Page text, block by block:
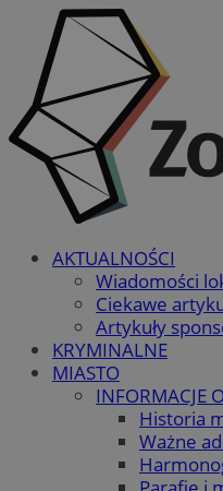
AKTUALNOŚCI
Wiadomości
Ciekawe
Artykuły
KRYMINALNE
MIASTO
INFORMACJE
Historia
Ważne